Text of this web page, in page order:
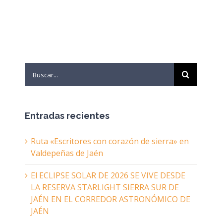
for:
Entradas recientes
Ruta «Escritores con corazón de sierra» en
Valdepeñas de Jaén
El ECLIPSE SOLAR DE 2026 SE VIVE DESDE
LA RESERVA STARLIGHT SIERRA SUR DE
JAÉN EN EL CORREDOR ASTRONÓMICO DE
JAÉN